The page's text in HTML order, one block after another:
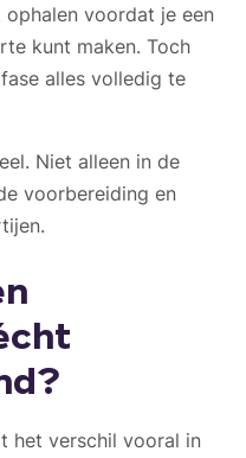
ophalen voordat je een
kunt maken. Toch
alles volledig te
Niet alleen in de
voorbereiding en
het verschil vooral in